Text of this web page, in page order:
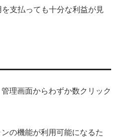
支払っても十分な利益が見
理画面からわずか数クリック
の機能が利用可能になるた